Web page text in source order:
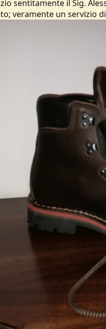
sentitamente il Sig.
veramente un servizio